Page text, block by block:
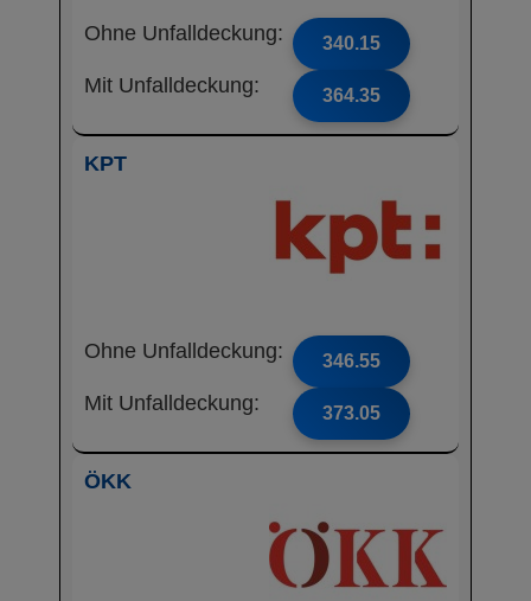
Ohne Unfalldeckung: 340.15
Mit Unfalldeckung: 364.35
KPT
Ohne Unfalldeckung: 346.55
Mit Unfalldeckung: 373.05
ÖKK